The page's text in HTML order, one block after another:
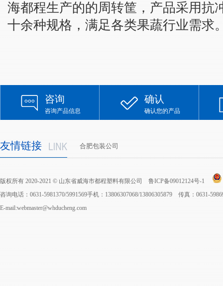
海都程生产的的周转筐，产品采用抗
十余种规格，满足各类果蔬行业需求
咨询
咨询产品信息
确认
确认您的产品
友情链接 合肥包装公司
版权所有 2020-2021 © 山东省威海市都程塑料有限公司 鲁ICP备09012124号-1
咨询电话：0631-5981370/5991569手机：13806307068/13806305879 传真：0631-
E-mail:webmaster@whducheng.com